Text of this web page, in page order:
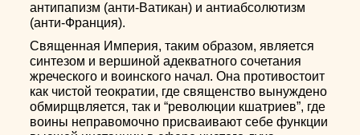
антипапизм (анти-Ватикан) и антиабсолютизм
(анти-Франция).
Священная Империя, таким образом, является
синтезом и вершиной адекватного сочетания
жреческого и воинского начал. Она противостоит
как чистой теократии, где священство вынуждено
обмирщвляется, так и “революции кшатриев”, где
воины неправомочно присваивают себе функции